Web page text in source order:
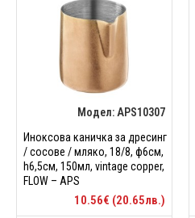
Модел: APS10307
Иноксова каничка за дресинг
/ сосове / мляко, 18/8, ф6см,
h6,5см, 150мл, vintage copper,
FLOW – APS
10.56€ (20.65лв.)